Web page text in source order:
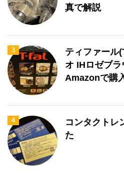
真で解説
3
ティファール
オ IHロゼブ
Amazonで購
4
コンタクトレ
た